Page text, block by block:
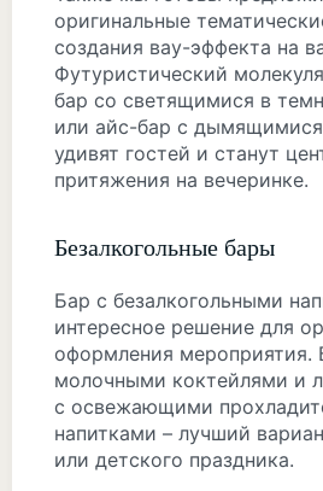
оригинальные
создания вау-эффекта на
Футуристический
бар со светящимися в
или айс-бар с
удивят гостей и станут
притяжения на вечеринке.
Безалкогольные бары
Бар с безалкогольными
интересное решение для
оформления мероприятия.
молочными коктейлями и
с освежающими
напитками – лучший
или детского праздника.